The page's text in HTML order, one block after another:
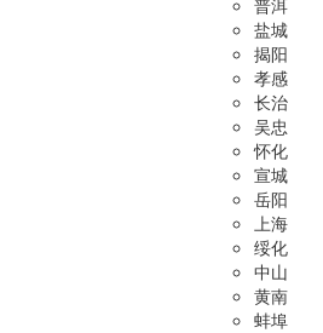
普洱
盐城
揭阳
孝感
长治
吴忠
怀化
宣城
岳阳
上海
绥化
中山
黄南
蚌埠